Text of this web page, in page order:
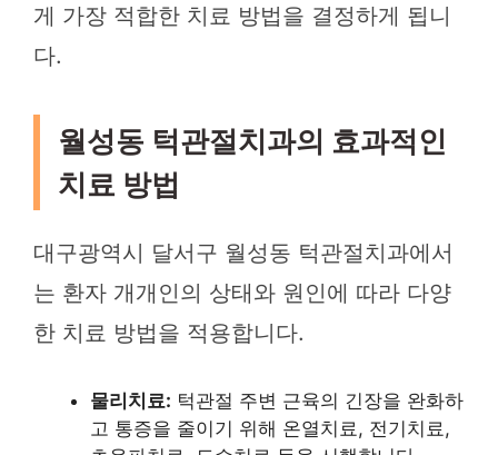
게 가장 적합한 치료 방법을 결정하게 됩니
다.
월성동 턱관절치과의 효과적인
치료 방법
대구광역시 달서구 월성동 턱관절치과에서
는 환자 개개인의 상태와 원인에 따라 다양
한 치료 방법을 적용합니다.
물리치료: 턱관절 주변 근육의 긴장을 완화하
고 통증을 줄이기 위해 온열치료, 전기치료,